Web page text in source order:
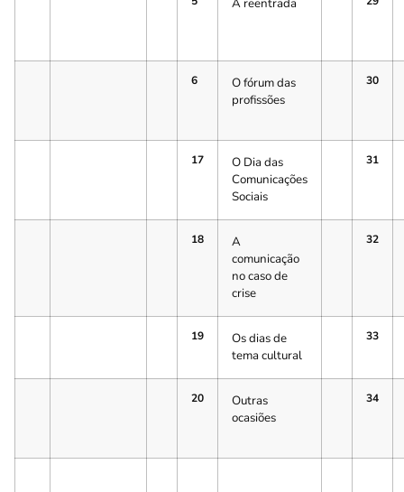
A reentrada
6
O fórum das
profissões
30
17
O Dia das
Comunicações
Sociais
31
18
A
comunicação
no caso de
crise
32
19
Os dias de
tema cultural
33
20
Outras
ocasiões
34